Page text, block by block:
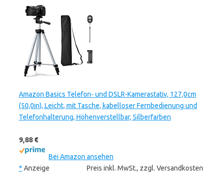
Amazon Basics Telefon- und DSLR-Kamerastativ, 127,0cm
(50,0in), Leicht, mit Tasche, kabelloser Fernbedienung und
Telefonhalterung, Höhenverstellbar, Silberfarben
9,88 €
Bei Amazon ansehen
* Anzeige
Preis inkl. MwSt., zzgl. Versandkosten